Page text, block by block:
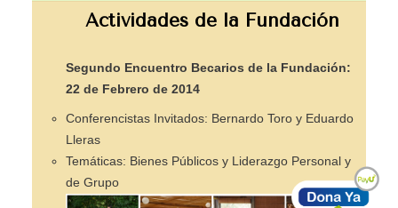
Actividades de la Fundación
Segundo Encuentro Becarios de la Fundación:
22 de Febrero de 2014
Conferencistas Invitados: Bernardo Toro y Eduardo
Lleras
Temáticas: Bienes Públicos y Liderazgo Personal y
de Grupo